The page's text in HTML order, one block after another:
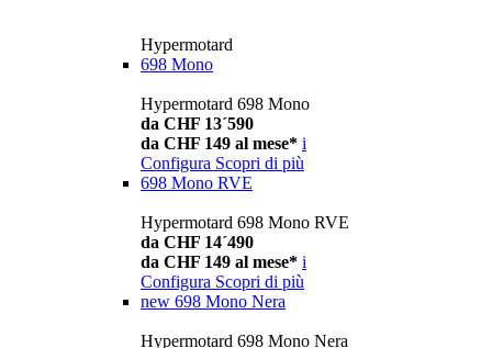
Hypermotard
698 Mono
Hypermotard 698 Mono
da CHF 13´590
da CHF 149 al mese* i
Configura Scopri di più
698 Mono RVE
Hypermotard 698 Mono RVE
da CHF 14´490
da CHF 149 al mese* i
Configura Scopri di più
new 698 Mono Nera
Hypermotard 698 Mono Nera